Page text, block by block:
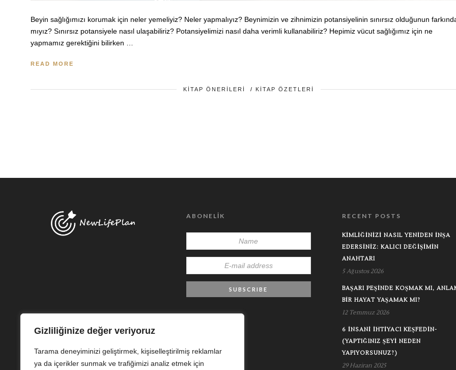
Gizliliğinize değer veriyoruz
Tarama deneyiminizi geliştirmek, kişiselleştirilmiş reklamlar
ya da içerikler sunmak ve trafiğimizi analiz etmek için
Beyin sağlığımızı korumak için neler yemeliyiz? Neler yapmalıyız? Beynimizin ve zihnimizin potansiyelinin sınırsız olduğunun
mıyız? Sınırsız potansiyele nasıl ulaşabiliriz? Potansiyelimizi nasıl daha verimli kullanabiliriz? Hepimiz vücut sağlığımız için ne
yapmamız gerektiğini bilirken …
READ MORE
KITAP ÖNERILERI / KITAP ÖZETLERI
ABONELIK RECENT POSTS
KIMLIĞINIZI NASIL YENIDEN İNŞA
EDERSINIZ: KALICI DEĞIŞIMIN
ANAHTARI
5 Ağustos 2026
BAŞARI PEŞINDE KOŞMAK MI,
BIR HAYAT YAŞAMAK MI?
12 Temmuz 2026
6 İNSANI İHTIYACI KEŞFEDIN-
(YAPTIĞINIZ ŞEYI NEDEN
YAPIYORSUNUZ?)
29 Haziran 2025